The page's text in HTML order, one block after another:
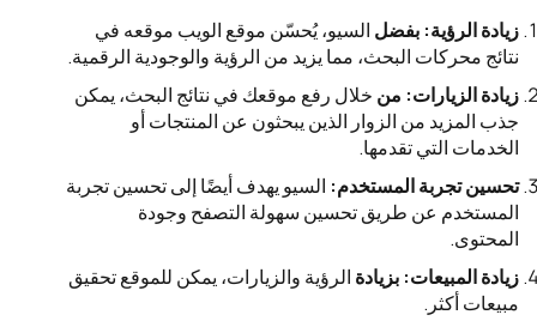
زيادة الرؤية: بفضل السيو، يُحسّن موقع الويب موقعه في
نتائج محركات البحث، مما يزيد من الرؤية والوجودية الرقمية.
زيادة الزيارات: من خلال رفع موقعك في نتائج البحث، يمكن
جذب المزيد من الزوار الذين يبحثون عن المنتجات أو
الخدمات التي تقدمها.
تحسين تجربة المستخدم: السيو يهدف أيضًا إلى تحسين تجربة
المستخدم عن طريق تحسين سهولة التصفح وجودة
المحتوى.
زيادة المبيعات: بزيادة الرؤية والزيارات، يمكن للموقع تحقيق
مبيعات أكثر.